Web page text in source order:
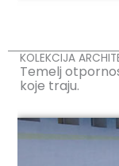
KOLEKCIJA
Temelj
koje traju.